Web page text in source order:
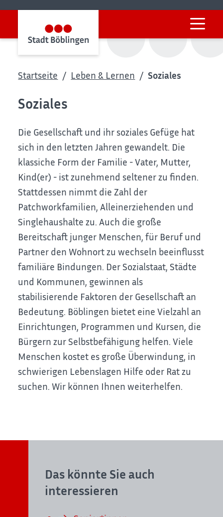
Startseite Leben & Lernen Soziales
Soziales
Die Gesellschaft und ihr soziales Gefüge hat
sich in den letzten Jahren gewandelt. Die
klassiche Form der Familie - Vater, Mutter,
Kind(er) - ist zunehmend seltener zu finden.
Stattdessen nimmt die Zahl der
Patchworkfamilien, Alleinerziehenden und
Singlehaushalte zu. Auch die große
Bereitschaft junger Menschen, für Beruf und
Partner den Wohnort zu wechseln beeinflusst
familiäre Bindungen. Der Sozialstaat, Städte
und Kommunen, gewinnen als
stabilisierende Faktoren der Gesellschaft an
Bedeutung. Böblingen bietet eine Vielzahl an
Einrichtungen, Programmen und Kursen, die
Bürgern zur Selbstbefähigung helfen. Viele
Menschen kostet es große Überwindung, in
schwierigen Lebenslagen Hilfe oder Rat zu
suchen. Wir können Ihnen weiterhelfen.
Das könnte Sie auch
interessieren